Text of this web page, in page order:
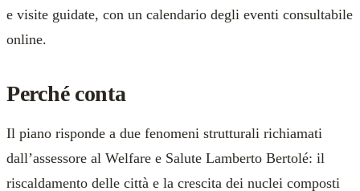
e visite guidate, con un calendario degli eventi consultabile
online.
Perché conta
Il piano risponde a due fenomeni strutturali richiamati
dall’assessore al Welfare e Salute Lamberto Bertolé: il
riscaldamento delle città e la crescita dei nuclei composti